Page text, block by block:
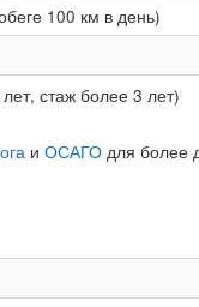
100 км в день)
стаж более 3 лет)
и ОСАГОдля более